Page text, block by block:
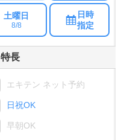
土曜日
8/8
日時
指定
特長
エキテン ネット予約
日祝OK
早朝OK